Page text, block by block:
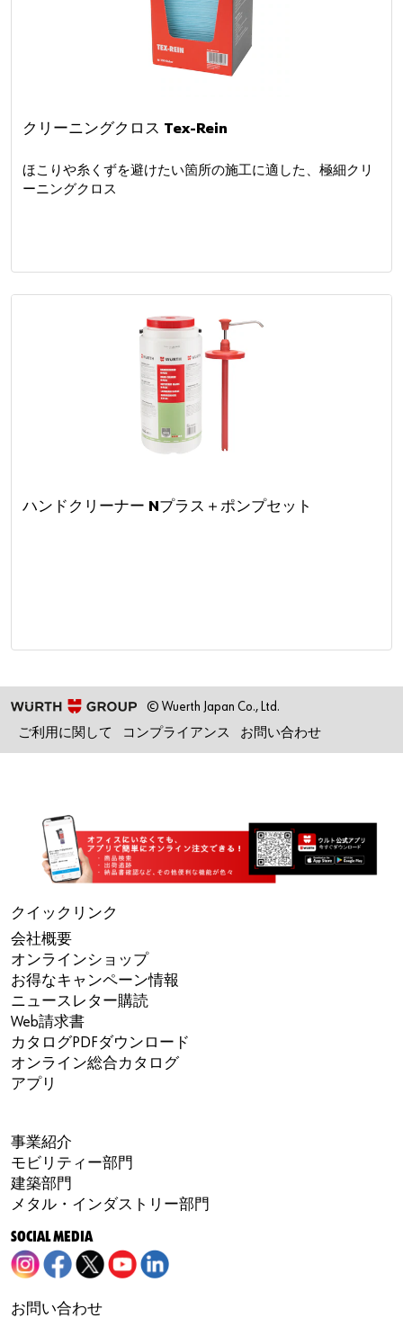
クリーニングクロス Tex-Rein
ほこりや糸くずを避けたい箇所の施工に適した、極細クリ
ーニングクロス
ハンドクリーナー Nプラス＋ポンプセット
© Wuerth Japan Co., Ltd.
ご利用に関して
コンプライアンス お問い合わせ
クイックリンク
会社概要
オンラインショップ
お得なキャンペーン情報
ニュースレター購読
Web請求書
カタログPDFダウンロード
オンライン総合カタログ
アプリ
事業紹介
モビリティー部門
建築部門
メタル・インダストリー部門
SOCIAL MEDIA
お問い合わせ